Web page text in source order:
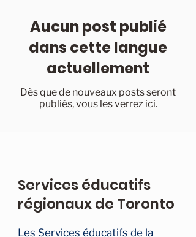
Aucun post publié
dans cette langue
actuellement
Dès que de nouveaux posts seront
publiés, vous les verrez ici.
Services éducatifs
régionaux de Toronto
Les Services éducatifs de la